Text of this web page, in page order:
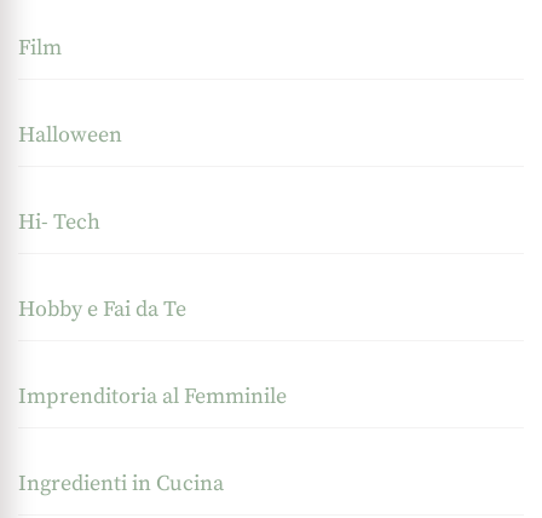
Film
Halloween
Hi- Tech
Hobby e Fai da Te
Imprenditoria al Femminile
Ingredienti in Cucina